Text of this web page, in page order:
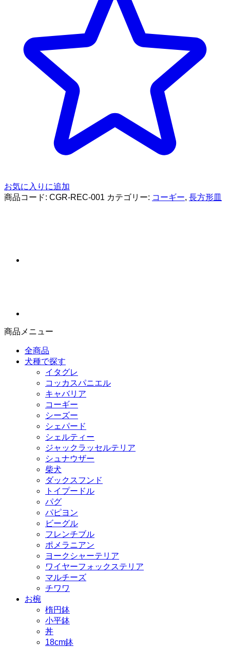
お気に入りに追加
商品コード: CGR-REC-001 カテゴリー: コーギー, 長方形皿
商品メニュー
全商品
犬種で探す
イタグレ
コッカスパニエル
キャバリア
コーギー
シーズー
シェパード
シェルティー
ジャックラッセルテリア
シュナウザー
柴犬
ダックスフンド
トイプードル
パグ
パピヨン
ビーグル
フレンチブル
ポメラニアン
ヨークシャーテリア
ワイヤーフォックステリア
マルチーズ
チワワ
お椀
楕円鉢
小平鉢
丼
18cm鉢